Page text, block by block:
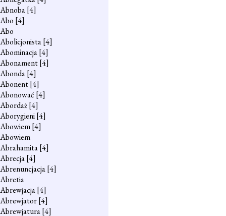
Abnoba[4]
Abo [4]
Abo
Abolicjonista[4]
Abominacja[4]
Abonament[4]
Abonda[4]
Abonent[4]
Abonować [4]
Abordaż[4]
Aborygieni[4]
Abowiem[4]
Abowiem
Abrahamita[4]
Abrecja[4]
Abrenuncjacja[4]
Abretia
Abrewjacja[4]
Abrewjator[4]
Abrewjatura[4]